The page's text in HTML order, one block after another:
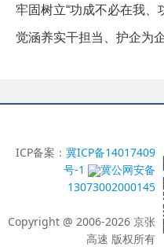
牢固树立“功成不必在我、
觉涵养实干担当、护企为
ICP备案： 冀ICP备14017409
号-1
冀公网安备
13073002000145
Copyright @ 2006-2026 京张
高速 版权所有